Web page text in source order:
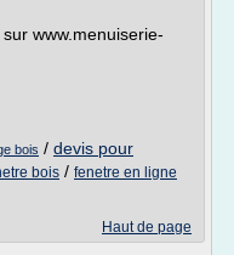
www.menuiserie-
bois / devis pour
bois / fenetre en ligne
Haut de page